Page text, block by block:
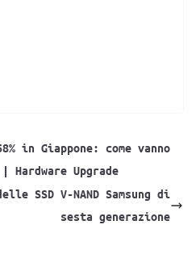
in Giappone: come vanno
Upgrade
SSD V-NAND Samsung di
sesta generazione